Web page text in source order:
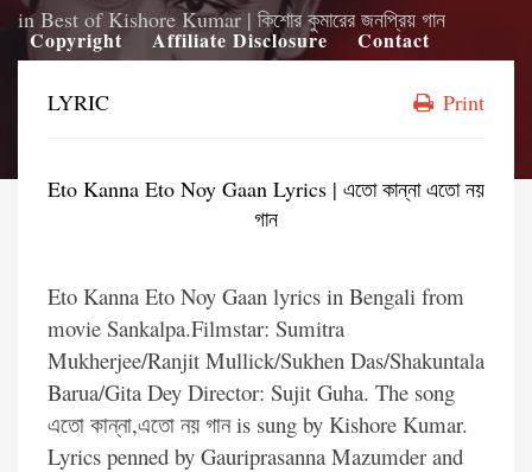
Copyright Affiliate Disclosure Contact
inBest of Kishore Kumar | কিশোর কুমারের জনপ্রিয় গান
LYRIC Print
Eto Kanna Eto Noy Gaan Lyrics | এতো কান্না এতো নয়
গান
Eto Kanna Eto Noy Gaan lyrics in Bengali from
movie Sankalpa.Filmstar: Sumitra
Mukherjee/Ranjit Mullick/Sukhen Das/Shakuntala
Barua/Gita Dey Director: Sujit Guha. The song
এতো কান্না,এতো নয় গান is sung by Kishore Kumar.
Lyrics penned by Gauriprasanna Mazumder and